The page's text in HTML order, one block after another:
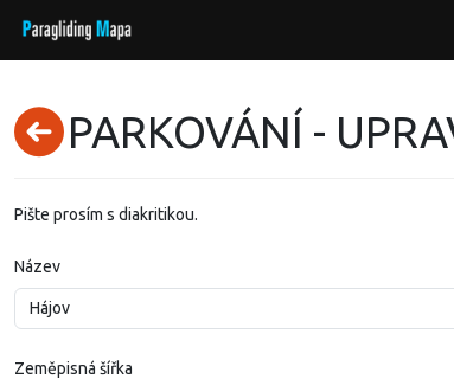
PARKOVÁNÍ -
Pište prosím s diakritikou.
Název
Zeměpisná šířka